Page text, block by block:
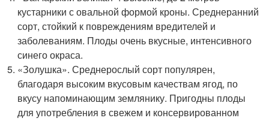
кустарники с овальной формой кроны. Среднеранний
сорт, стойкий к повреждениям вредителей и
заболеваниям. Плоды очень вкусные, интенсивного
синего окраса.
«Золушка». Среднерослый сорт популярен,
благодаря высоким вкусовым качествам ягод, по
вкусу напоминающим землянику. Пригодны плоды
для употребления в свежем и консервированном